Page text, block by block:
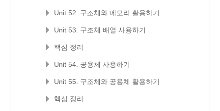
Unit 52. 구조체와 메모리 활용하기
Unit 53. 구조체 배열 사용하기
핵심 정리
Unit 54. 공용체 사용하기
Unit 55. 구조체와 공용체 활용하기
핵심 정리